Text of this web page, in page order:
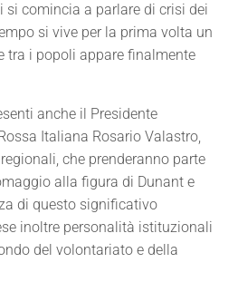
si comincia a parlare di crisi dei
si vive per la prima volta un
tra i popoli appare finalmente
anche il Presidente
Italiana Rosario Valastro,
che prenderanno parte
alla figura di Dunant e
di questo significativo
inoltre personalità istituzionali
del volontariato e della